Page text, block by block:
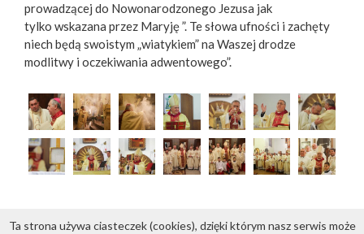
prowadzącej do Nowonarodzonego Jezusa jak
tylko wskazana przez Maryję ”. Te słowa ufności i zachęty
niech będą swoistym „wiatykiem” na Waszej drodze
modlitwy i oczekiwania adwentowego”.
Ta strona używa ciasteczek (cookies), dzięki którym nasz serwis może